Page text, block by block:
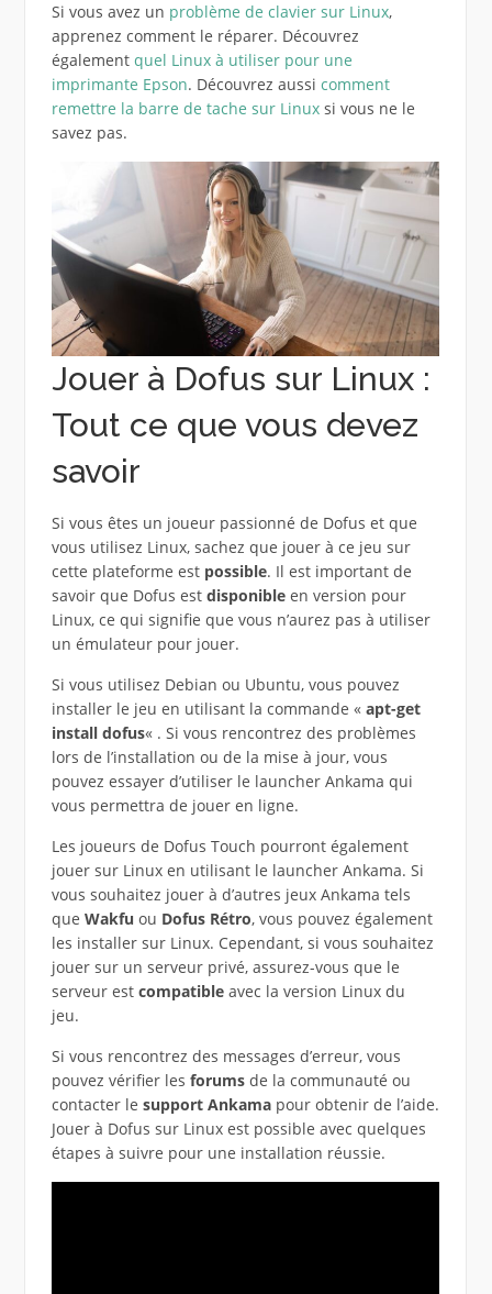
Si vous avez un problème de clavier sur Linux,
apprenez comment le réparer. Découvrez
également quel Linux à utiliser pour une
imprimante Epson. Découvrez aussi comment
remettre la barre de tache sur Linuxsi vous ne le
savez pas.
Jouer à Dofus sur Linux :
Tout ce que vous devez
savoir
Si vous êtes un joueur passionné de Dofus et que
vous utilisez Linux, sachez que jouer à ce jeu sur
cette plateforme est possible. Il est important de
savoir que Dofus est disponible en version pour
Linux, ce qui signifie que vous n’aurez pas à utiliser
un émulateur pour jouer.
Si vous utilisez Debian ou Ubuntu, vous pouvez
installer le jeu en utilisant la commande « apt-get
install dofus« . Si vous rencontrez des problèmes
lors de l’installation ou de la mise à jour, vous
pouvez essayer d’utiliser le launcher Ankama qui
vous permettra de jouer en ligne.
Les joueurs de Dofus Touch pourront également
jouer sur Linux en utilisant le launcher Ankama. Si
vous souhaitez jouer à d’autres jeux Ankama tels
que Wakfu ou Dofus Rétro, vous pouvez également
les installer sur Linux. Cependant, si vous souhaitez
jouer sur un serveur privé, assurez-vous que le
serveur est compatible avec la version Linux du
jeu.
Si vous rencontrez des messages d’erreur, vous
pouvez vérifier les forums de la communauté ou
contacter le support Ankamapour obtenir de l’aide.
Jouer à Dofus sur Linux est possible avec quelques
étapes à suivre pour une installation réussie.